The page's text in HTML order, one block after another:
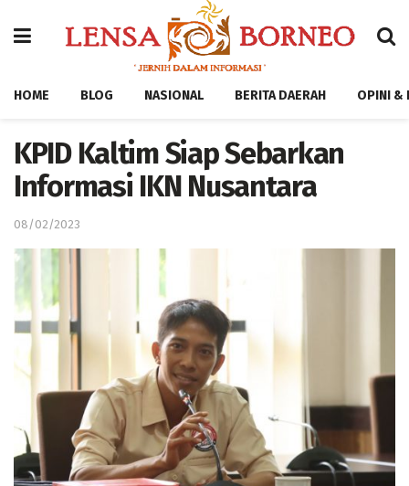
HOME BLOG NASIONAL BERITA DAERAH OPINI &
KPID Kaltim Siap Sebarkan
Informasi IKN Nusantara
08/02/2023